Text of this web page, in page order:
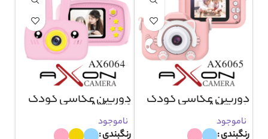
دوربین عکاسی کودک
AX6065
ناموجود
رنگبندی
دوربین عکاسی کودک
AX6064
ناموجود
رنگبندی